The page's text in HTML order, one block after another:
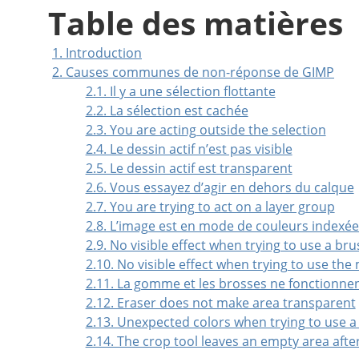
Table des matières
1. Introduction
2. Causes communes de non-réponse de GIMP
2.1. Il y a une sélection flottante
2.2. La sélection est cachée
2.3. You are acting outside the selection
2.4. Le dessin actif n’est pas visible
2.5. Le dessin actif est transparent
2.6. Vous essayez d’agir en dehors du calque
2.7. You are trying to act on a layer group
2.8. L’image est en mode de couleurs
2.9. No visible effect when trying to use a
2.10. No visible effect when trying to use
2.11. La gomme et les brosses ne
2.12. Eraser does not make area transparent
2.13. Unexpected colors when trying to use
2.14. The crop tool leaves an empty area